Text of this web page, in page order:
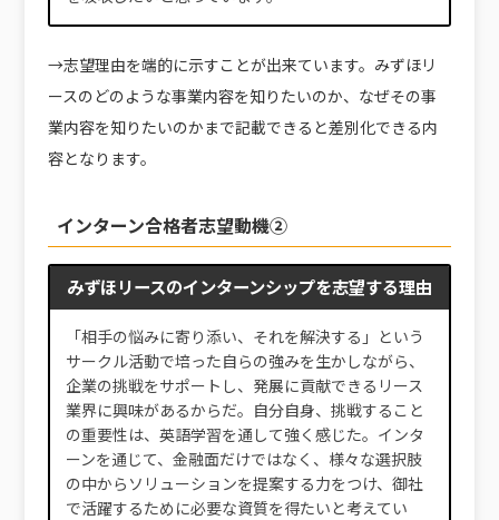
→志望理由を端的に示すことが出来ています。みずほリ
ースのどのような事業内容を知りたいのか、なぜその事
業内容を知りたいのかまで記載できると差別化できる内
容となります。
インターン合格者志望動機②
みずほリースのインターンシップを志望する理由
「相手の悩みに寄り添い、それを解決する」という
サークル活動で培った自らの強みを生かしながら、
企業の挑戦をサポートし、発展に貢献できるリース
業界に興味があるからだ。自分自身、挑戦すること
の重要性は、英語学習を通して強く感じた。インタ
ーンを通じて、金融面だけではなく、様々な選択肢
の中からソリューションを提案する力をつけ、御社
で活躍するために必要な資質を得たいと考えてい